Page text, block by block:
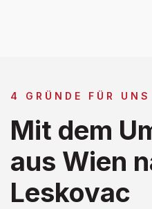
4 GRÜNDE FÜR UNS
Mit dem
aus Wien
Leskovac